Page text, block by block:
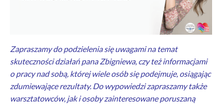
Zapraszamy do podzielenia się uwagami na temat
skuteczności działań pana Zbigniewa, czy też informacjami
o pracy nad sobą, której wiele osób się podejmuje, osiągając
zdumiewające rezultaty. Do wypowiedzi zapraszamy także
warsztatowców, jak i osoby zainteresowane poruszaną